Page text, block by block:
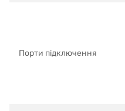
Порти підключення